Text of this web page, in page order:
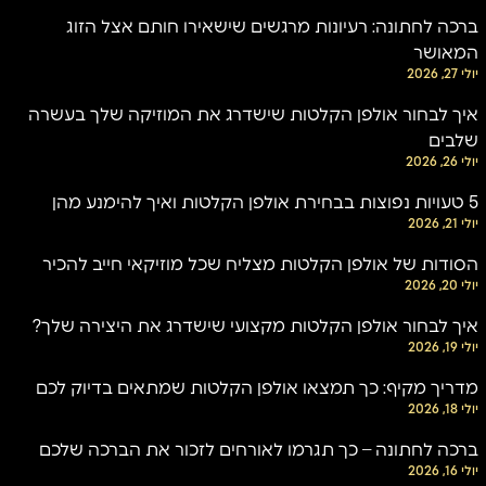
ברכה לחתונה: רעיונות מרגשים שישאירו חותם אצל הזוג
המאושר
יולי 27, 2026
איך לבחור אולפן הקלטות שישדרג את המוזיקה שלך בעשרה
שלבים
יולי 26, 2026
5 טעויות נפוצות בבחירת אולפן הקלטות ואיך להימנע מהן
יולי 21, 2026
הסודות של אולפן הקלטות מצליח שכל מוזיקאי חייב להכיר
יולי 20, 2026
איך לבחור אולפן הקלטות מקצועי שישדרג את היצירה שלך?
יולי 19, 2026
מדריך מקיף: כך תמצאו אולפן הקלטות שמתאים בדיוק לכם
יולי 18, 2026
ברכה לחתונה – כך תגרמו לאורחים לזכור את הברכה שלכם
יולי 16, 2026